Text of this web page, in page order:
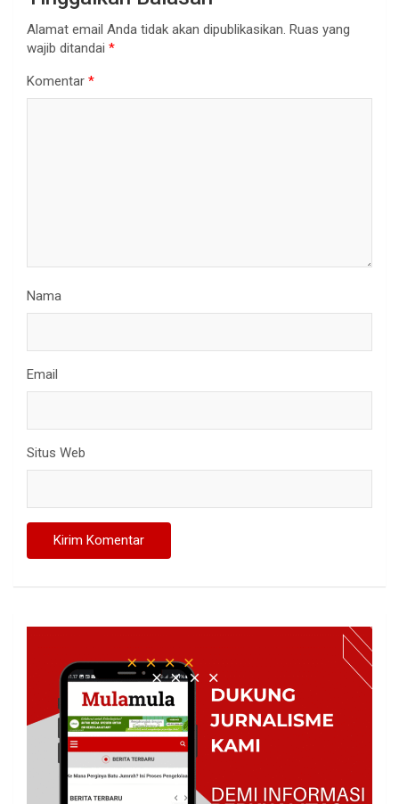
Alamat email Anda tidak akan dipublikasikan. Ruas yang
wajib ditandai *
Komentar *
Nama
Email
Situs Web